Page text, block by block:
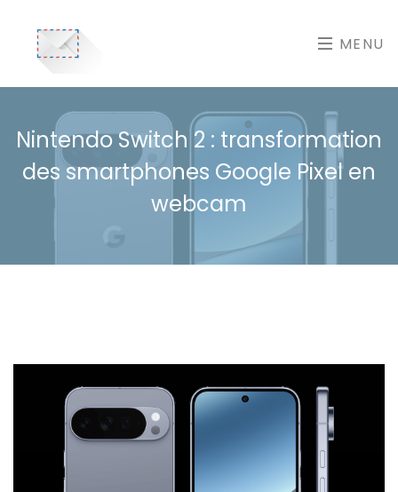
MENU
Nintendo Switch 2 : transformation
des smartphones Google Pixel en
webcam